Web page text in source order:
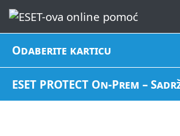
Odaberite karticu
ESET PROTECT On-Prem –